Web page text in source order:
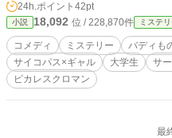
24h.ポイント 42pt
小説 18,092 位 / 228,870件 ミステ
コメディ ミステリー バディも
サイコパス×ギャル
大学生 サ
ピカレスクロマン
最